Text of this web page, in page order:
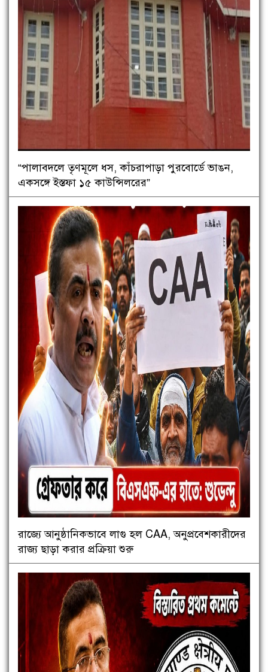
“পালাবদলে তৃণমূলে ধস, কাঁচরাপাড়া পুরবোর্ডে ভাঙন,
একসঙ্গে ইস্তফা ১৫ কাউন্সিলরের”
রাজ্যে আনুষ্ঠানিকভাবে লাগু হল CAA, অনুপ্রবেশকারীদের
রাজ্য ছাড়া করার প্রক্রিয়া শুরু